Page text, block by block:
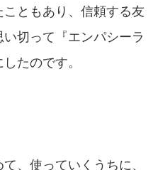
ともあり、信頼する友
切って『エンパシーラ
たのです。
、使っていくうちに、